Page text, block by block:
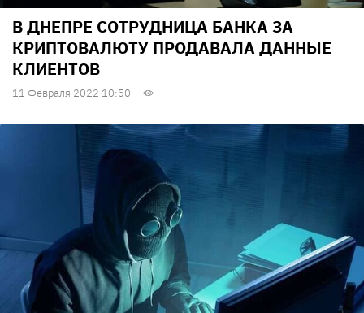
В ДНЕПРЕ СОТРУДНИЦА БАНКА ЗА
КРИПТОВАЛЮТУ ПРОДАВАЛА ДАННЫЕ
КЛИЕНТОВ
11 Февраля 2022 10:50